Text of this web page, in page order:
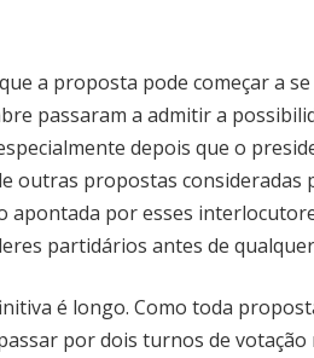
a proposta pode começar a
passaram a admitir a
depois que o
outras propostas consideradas
apontada por esses
partidários antes de
é longo. Como toda
por dois turnos de